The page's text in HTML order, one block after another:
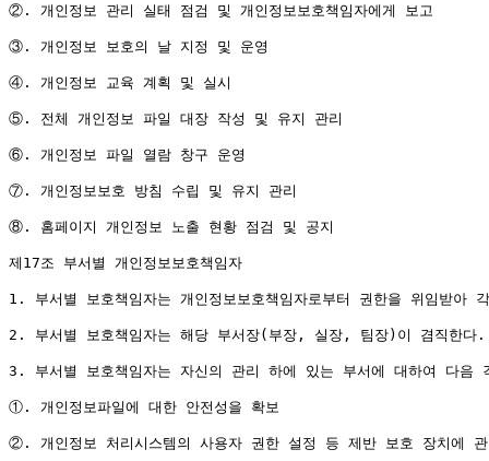
②. 개인정보 관리 실태 점검 및 개인정보보호책임자에게 보고
③. 개인정보 보호의 날 지정 및 운영
④. 개인정보 교육 계획 및 실시
⑤. 전체 개인정보 파일 대장 작성 및 유지 관리
⑥. 개인정보 파일 열람 창구 운영
⑦. 개인정보보호 방침 수립 및 유지 관리
⑧. 홈페이지 개인정보 노출 현황 점검 및 공지
제17조 부서별 개인정보보호책임자
1. 부서별 보호책임자는 개인정보보호책임자로부터 권한을 위임받아
2. 부서별 보호책임자는 해당 부서장(부장, 실장, 팀장)이 겸직한
3. 부서별 보호책임자는 자신의 관리 하에 있는 부서에 대하여 다음
①. 개인정보파일에 대한 안전성을 확보
②. 개인정보 처리시스템의 사용자 권한 설정 등 제반 보호 장치에